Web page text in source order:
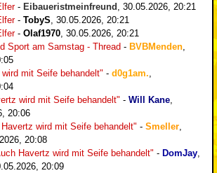
- Eibaueristmeinfreund , 30.05.2026, 20:21
- TobyS, 30.05.2026, 20:21
- Olaf1970, 30.05.2026, 20:21
Sport am Samstag - Thread - BVBMenden,
mit Seife behandelt" - d0g1am.,
wird mit Seife behandelt" - Will Kane,
20:06
wird mit Seife behandelt" - Smeller,
20:08
Havertz wird mit Seife behandelt" - DomJay,
20:09